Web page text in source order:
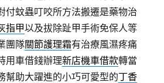
付蚊蟲叮咬所方法搬遷是藥物治
指甲以及拔除趾甲手術免保人等
團隊關節護理霜有治療風濕疼痛
用車借錢辦理新店機車借款轉當
幫助大躍進的小巧可愛型的丁香